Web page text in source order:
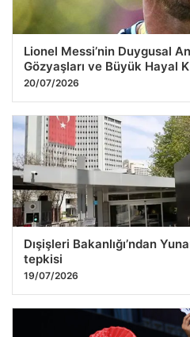
Lionel Messi’nin Duygusal
Gözyaşları ve Büyük Hayal
20/07/2026
Dışişleri Bakanlığı’ndan
tepkisi
19/07/2026